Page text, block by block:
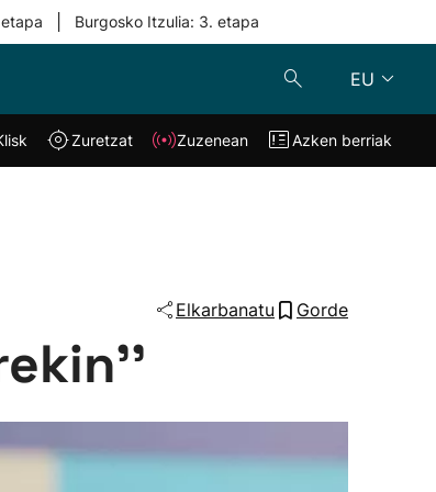
Burgosko Itzulia: 3. etapa
EU
Klisk Zuzenean
Zuretzat Zuzenean Azken berriak
Elkarbanatu Gorde